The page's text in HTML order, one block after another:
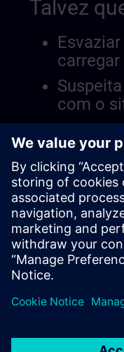
Talvez
carregar
com o
Relatar a questão